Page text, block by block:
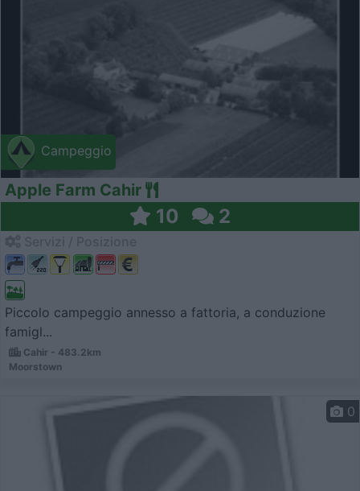
Campeggio
Apple Farm Cahir
10 2
Piccolo campeggio annesso a fattoria, a conduzione
famigl...
Cahir - 483.2km
Moorstown
0